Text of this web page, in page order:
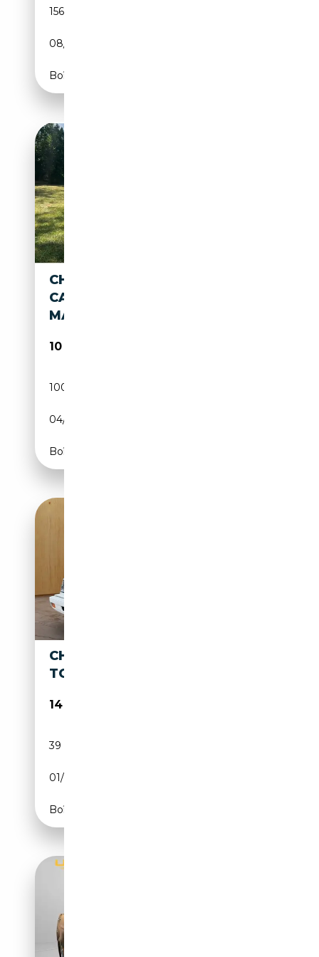
156 000 km
08/1977
Boîte automatique
CHRYSLER LE BARON
CABRIOLET 3.0L V6 PREMIÈRE
MAIN GARANTIES 12 MOIS
10 990€
100 000 km
04/1992
Boîte manuelle
CHRYSLER LE BARON KOMBI
TOWN COUNTRY
14 900€
39 000 km
01/1989
Boîte automatique